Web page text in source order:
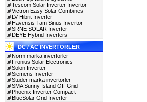
Tescom Solar İnverter İnvertör
Victron Easy Solar Combines
LV Hibrit İnverter
Havensis Tam Sinüs İnvertör
SRNE SOLAR Inverter
DEYE Hybrid Inverters
DC / AC İNVERTÖRLER
Norm marka invertörler
Fronius Solar Electronics
Solon Inverter
Siemens Inverter
Studer marka invertörler
SMA Sunny Island Off-Grid
Phoenix Inverter Compact
BlueSolar Grid Inverter